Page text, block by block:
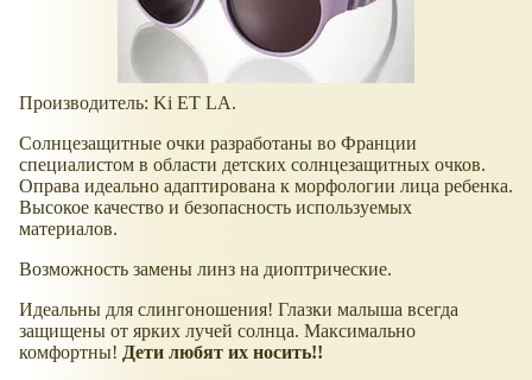
Производитель: Ki ET LA.
Солнцезащитные очки разработаны во Франции
специалистом в области детских солнцезащитных очков.
Оправа идеально адаптирована к морфологии лица ребенка.
Высокое качество и безопасность используемых
материалов.
Возможность замены линз на диоптрические.
Идеальны для слингоношения! Глазки малыша всегда
защищены от ярких лучей солнца. Максимально
комфортны! Дети любят их носить!!